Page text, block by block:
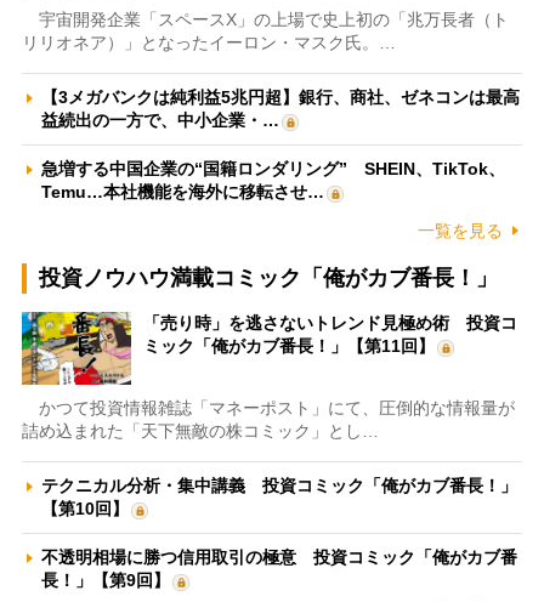
宇宙開発企業「スペースX」の上場で史上初の「兆万長者（ト
リリオネア）」となったイーロン・マスク氏。…
【3メガバンクは純利益5兆円超】銀行、商社、ゼネコンは最高
益続出の一方で、中小企業・…
急増する中国企業の“国籍ロンダリング” SHEIN、TikTok、
Temu…本社機能を海外に移転させ…
一覧を見る
投資ノウハウ満載コミック「俺がカブ番長！」
「売り時」を逃さないトレンド見極め術 投資コ
ミック「俺がカブ番長！」【第11回】
かつて投資情報雑誌「マネーポスト」にて、圧倒的な情報量が
詰め込まれた「天下無敵の株コミック」とし…
テクニカル分析・集中講義 投資コミック「俺がカブ番長！」
【第10回】
不透明相場に勝つ信用取引の極意 投資コミック「俺がカブ番
長！」【第9回】